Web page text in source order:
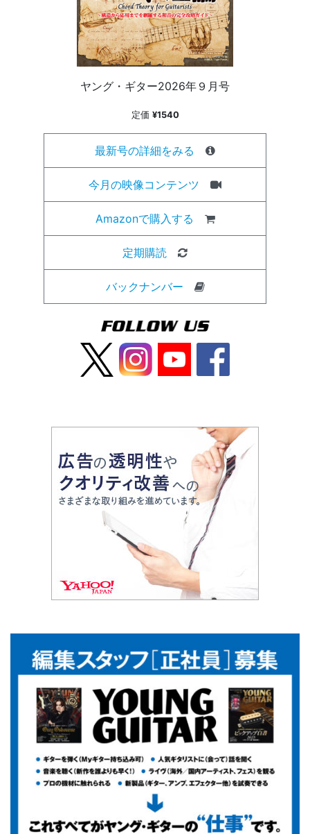
ヤング・ギター2026年９月号
定価 ¥1540
最新号の詳細をみる
今月の映像コンテンツ
Amazonで購入する
定期購読
バックナンバー